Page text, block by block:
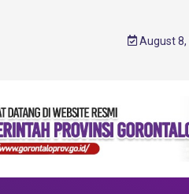
August 8,